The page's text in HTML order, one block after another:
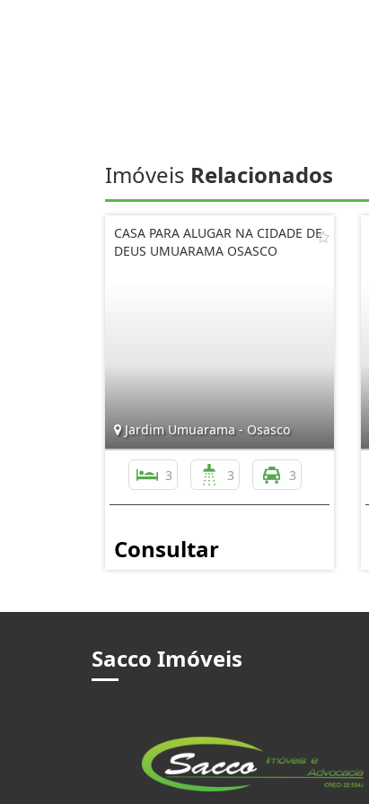
Imóveis Relacionados
CASA PARA ALUGAR NA CIDADE DE
DEUS UMUARAMA OSASCO
Jardim Umuarama - Osasco
3 3 3
Consultar
Sacco Imóveis